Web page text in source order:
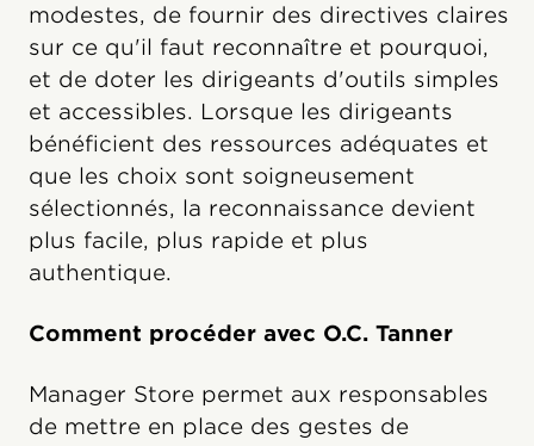
modestes, de fournir des directives claires
sur ce qu'il faut reconnaître et pourquoi,
et de doter les dirigeants d'outils simples
et accessibles. Lorsque les dirigeants
bénéficient des ressources adéquates et
que les choix sont soigneusement
sélectionnés, la reconnaissance devient
plus facile, plus rapide et plus
authentique.
Comment procéder avec O.C. Tanner
Manager Store permet aux responsables
de mettre en place des gestes de